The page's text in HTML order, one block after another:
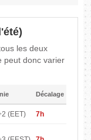
les deux
peut donc varier
Décalage
(EET) 7h